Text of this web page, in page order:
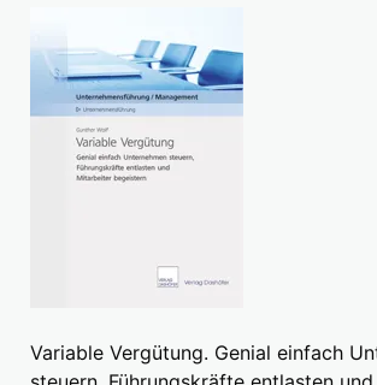
Variable Vergütung. Genial einfach